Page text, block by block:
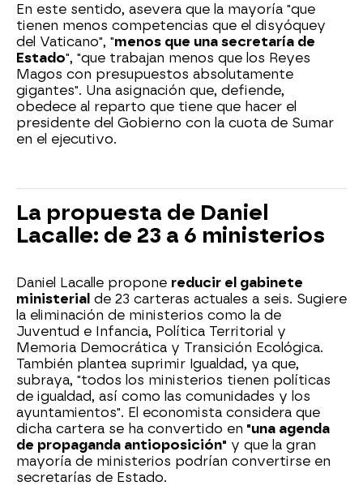
En este sentido, asevera que la mayoría "que
tienen menos competencias que el disyóquey
del Vaticano", "menos que una secretaría de
Estado", "que trabajan menos que los Reyes
Magos con presupuestos absolutamente
gigantes". Una asignación que, defiende,
obedece al reparto que tiene que hacer el
presidente del Gobierno con la cuota de Sumar
en el ejecutivo.
La propuesta de Daniel
Lacalle: de 23 a 6 ministerios
Daniel Lacalle propone reducir el gabinete
ministerial de 23 carteras actuales a seis. Sugiere
la eliminación de ministerios como la de
Juventud e Infancia, Política Territorial y
Memoria Democrática y Transición Ecológica.
También plantea suprimir Igualdad, ya que,
subraya, "todos los ministerios tienen políticas
de igualdad, así como las comunidades y los
ayuntamientos". El economista considera que
dicha cartera se ha convertido en "una agenda
de propaganda antioposición" y que la gran
mayoría de ministerios podrían convertirse en
secretarías de Estado.